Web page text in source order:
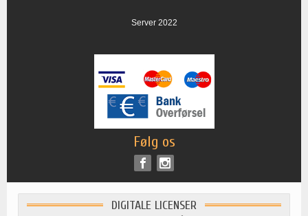
Server 2022
Følg os
DIGITALE LICENSER